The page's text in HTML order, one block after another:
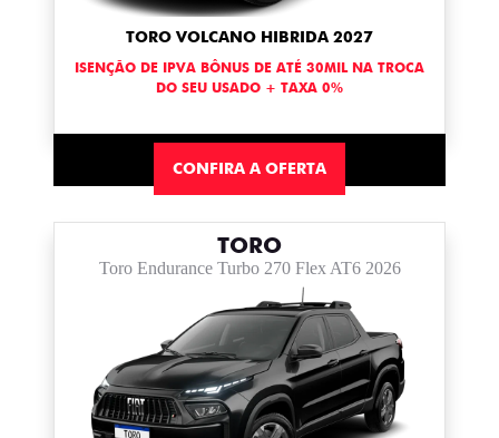
TORO VOLCANO HIBRIDA 2027
ISENÇÃO DE IPVA BÔNUS DE ATÉ 30MIL NA TROCA
DO SEU USADO + TAXA 0%
CONFIRA A OFERTA
TORO
Toro Endurance Turbo 270 Flex AT6 2026